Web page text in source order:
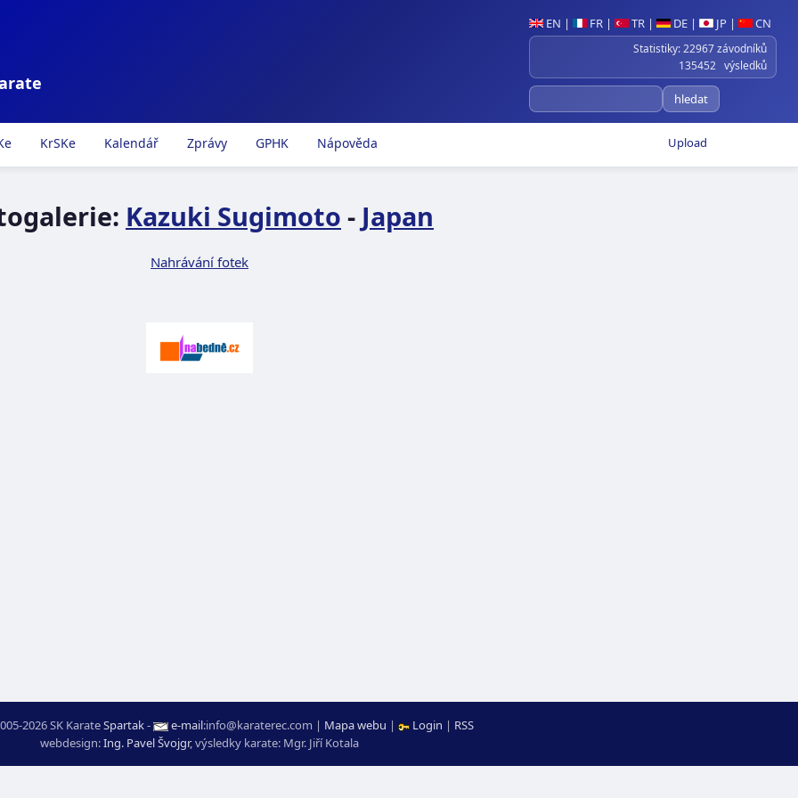
EN | FR | TR | DE | JP | CN
Statistiky: 22967 závodníků
135452 výsledků
Upload
KrSKe Kalendář Zprávy GPHK Nápověda
Kazuki Sugimoto - Japan
Nahrávání fotek
2026 SK KarateSpartak- e-mail:moc.ceretarak@ofni | Mapa webu | Login | RSS
webdesign:Ing. Pavel Švojgr,výsledky karate: Mgr. Jiří Kotala